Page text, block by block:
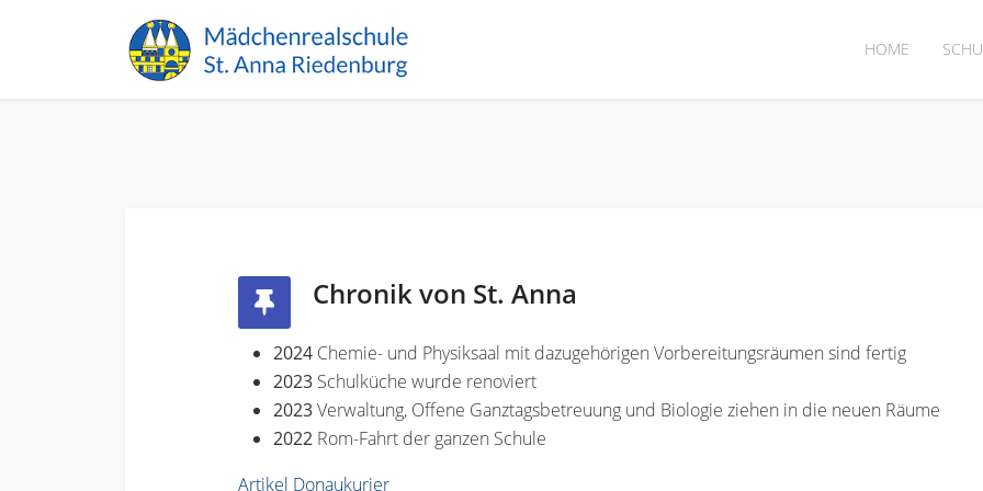
HOME
Chronik von St. Anna
2024 Chemie- und Physiksaal mit dazugehörigen Vorbereitungsräumen sind fertig
2023 Schulküche wurde renoviert
2023Verwaltung, Offene Ganztagsbetreuung und Biologie ziehen in die neuen Räume
2022 Rom-Fahrt der ganzen Schule
Artikel Donaukurier